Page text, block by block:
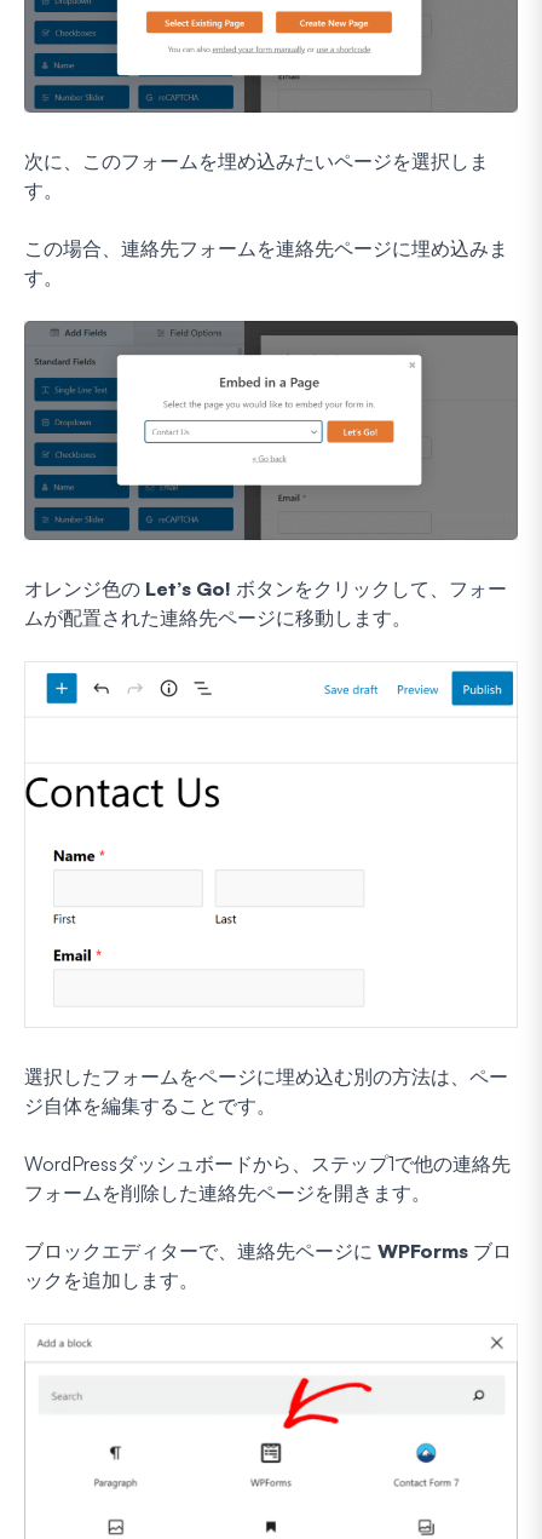
次に、このフォームを埋め込みたいページを選択しま
す。
この場合、連絡先フォームを連絡先ページに埋め込みま
す。
オレンジ色の Let’s Go! ボタンをクリックして、フォー
ムが配置された連絡先ページに移動します。
選択したフォームをページに埋め込む別の方法は、ペー
ジ自体を編集することです。
WordPressダッシュボードから、ステップ1で他の連絡先
フォームを削除した連絡先ページを開きます。
ブロックエディターで、連絡先ページに WPForms ブロ
ックを追加します。